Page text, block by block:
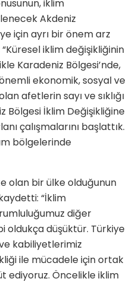
iklim
Akdeniz
için ayrı bir önem arz
iklim değişikliğinin
Karadeniz Bölgesi’nde,
ekonomik, sosyal ve
afetlerin sayı ve sıklığı
Bölgesi İklim Değişikliğine
çalışmalarını başlattık.
bölgelerinde
olan bir ülke olduğunun
“İklim
diğer
oldukça düşüktür. Türkiye
kabiliyetlerimiz
ile mücadele için ortak
ediyoruz. Öncelikle iklim